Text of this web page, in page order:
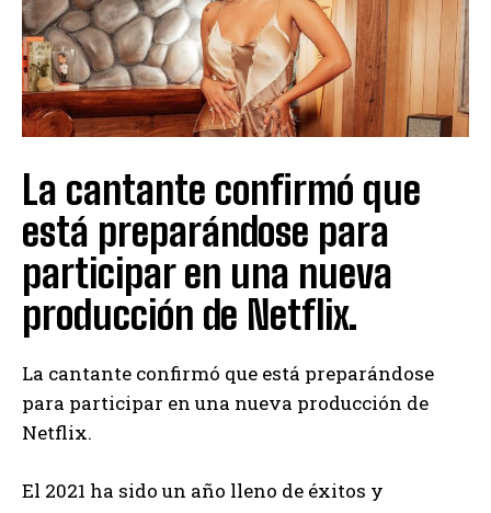
La cantante confirmó que
está preparándose para
participar en una nueva
producción de Netflix.
La cantante confirmó que está preparándose
para participar en una nueva producción de
Netflix.
El 2021 ha sido un año lleno de éxitos y